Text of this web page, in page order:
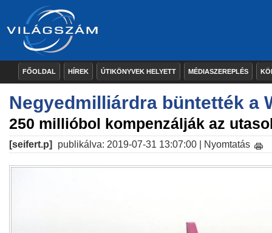
FŐOLDAL HÍREK ÚTIKÖNYVEK HELYETT MÉDIASZEREPLÉS
Negyedmilliárdra büntették a
250 millióbol kompenzálják az
[seifert.p] publikálva: 2019-07-31 13:07:00 | Nyomtatás